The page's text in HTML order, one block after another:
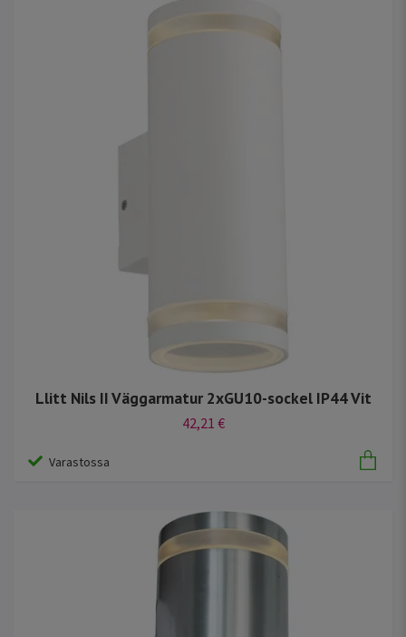
Llitt Nils II Väggarmatur 2xGU10-sockel IP44 Vit
42,21 €
Varastossa